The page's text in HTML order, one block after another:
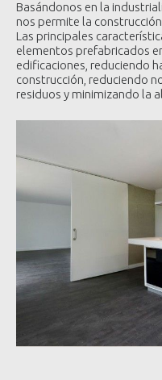
Basándonos en la
nos permite la
Las principales
elementos prefabricados
edificaciones, reduciendo
construcción, reduciendo
residuos y minimizando la